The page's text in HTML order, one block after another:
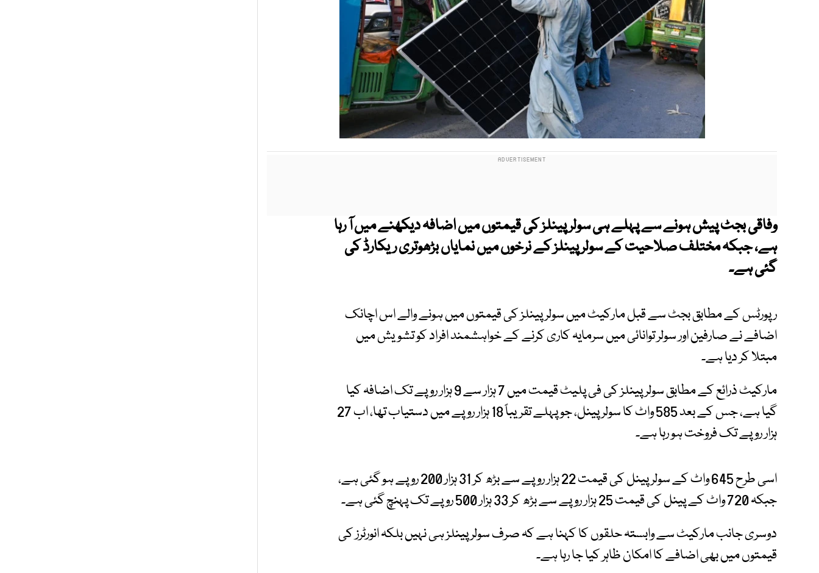
وفاقی بجٹ پیش ہونے سے پہلے ہی سولر پینلز کی قیمتوں میں اضافہ دیکھنے میں آ رہا
ہے، جبکہ مختلف صلاحیت کے سولر پینلز کے نرخوں میں نمایاں بڑھوتری ریکارڈ کی
گئی ہے۔
رپورٹس کے مطابق بجٹ سے قبل مارکیٹ میں سولر پینلز کی قیمتوں میں ہونے والے اس اچانک
اضافے نے صارفین اور سولر توانائی میں سرمایہ کاری کرنے کے خواہشمند افراد کو تشویش میں
مبتلا کر دیا ہے۔
مارکیٹ ذرائع کے مطابق سولر پینلز کی فی پلیٹ قیمت میں 7 ہزار سے 9 ہزار روپے تک اضافہ کیا
گیا ہے، جس کے بعد 585 واٹ کا سولر پینل، جو پہلے تقریباً 18 ہزار روپے میں دستیاب تھا، اب 27
ہزار روپے تک فروخت ہو رہا ہے۔
اسی طرح 645 واٹ کے سولر پینل کی قیمت 22 ہزار روپے سے بڑھ کر 31 ہزار 200 روپے ہو گئی ہے،
جبکہ 720 واٹ کے پینل کی قیمت 25 ہزار روپے سے بڑھ کر 33 ہزار 500 روپے تک پہنچ گئی ہے۔
دوسری جانب مارکیٹ سے وابستہ حلقوں کا کہنا ہے کہ صرف سولر پینلز ہی نہیں بلکہ انورٹرز کی
قیمتوں میں بھی اضافے کا امکان ظاہر کیا جا رہا ہے۔